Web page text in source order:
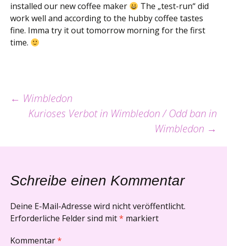
installed our new coffee maker
The „test-run“ did
work well and according to the hubby coffee tastes
fine. Imma try it out tomorrow morning for the first
time.
Beitrags-
Navigation
← Wimbledon
Kurioses Verbot in Wimbledon / Odd ban in
Wimbledon →
Schreibe einen Kommentar
Deine E-Mail-Adresse wird nicht veröffentlicht.
Erforderliche Felder sind mit* markiert
Kommentar*